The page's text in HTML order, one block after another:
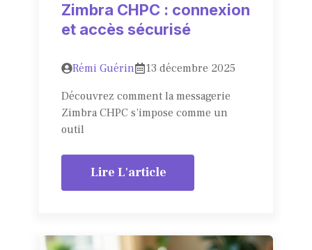
Zimbra CHPC : connexion
et accès sécurisé
Rémi Guérin
13 décembre 2025
Découvrez comment la messagerie
Zimbra CHPC s’impose comme un
outil
Lire L'article